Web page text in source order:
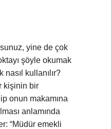
yine de çok
şöyle okumak
kullanılır?
kişinin bir
onun makamına
anlamında
“Müdür emekli